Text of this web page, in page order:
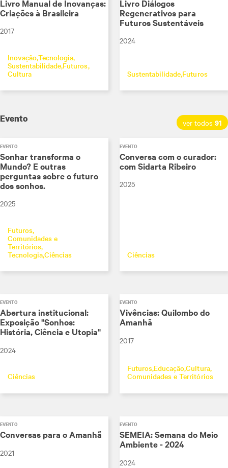
Livro Manual de Inovanças:
Criações à Brasileira
2017
InovaçãoTecnologia
SustentabilidadeFuturos
Cultura
Livro Diálogos
Regenerativos para
Futuros Sustentáveis
2024
SustentabilidadeFuturos
Evento ver todos 91
EVENTO
Sonhar transforma o
Mundo? E outras
perguntas sobre o futuro
dos sonhos.
2025
Futuros
Comunidades e
Territórios
TecnologiaCiências
EVENTO
Conversa com o curador:
com Sidarta Ribeiro
2025
Ciências
EVENTO
Abertura institucional:
Exposição "Sonhos:
História, Ciência e Utopia"
2024
Ciências
EVENTO
Vivências: Quilombo do
Amanhã
2017
Futuros EducaçãoCultura
Comunidades e Territórios
EVENTO
Conversas para o Amanhã
2021
EVENTO
SEMEIA: Semana do Meio
Ambiente - 2024
2024